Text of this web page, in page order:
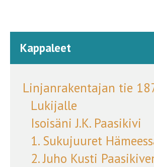
Kappaleet
Linjanrakentajan tie
Lukijalle
Isoisäni J.K. Paasikivi
1. Sukujuuret
2. Juho Kusti